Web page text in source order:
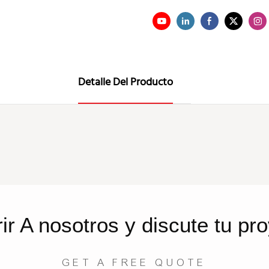
Detalle Del Producto
A nosotros y discute tu
GET A FREE QUOTE